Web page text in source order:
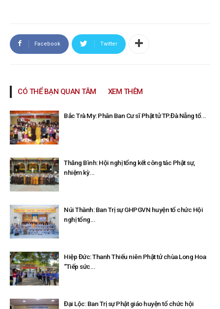
Facebook Twitter
CÓ THỂ BẠN QUAN TÂM XEM THÊM
Bắc Trà My: Phân Ban Cư sĩ Phật tử TP.Đà Nẵng tổ...
Thăng Bình: Hội nghị tổng kết công tác Phật sự,
nhiệm kỳ...
Núi Thành: Ban Trị sự GHPGVN huyện tổ chức Hội
nghị tổng...
Hiệp Đức: Thanh Thiếu niên Phật tử chùa Long Hoa
“Tiếp sức...
Đại Lộc: Ban Trị sự Phật giáo huyện tổ chức hội